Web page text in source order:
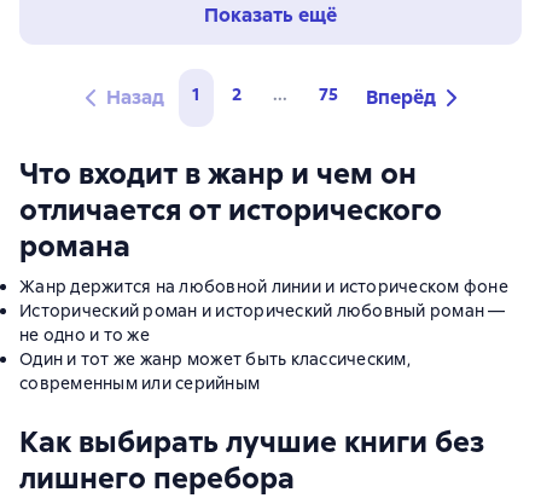
Показать ещё
Назад 1 2 ... 75 Вперёд
Что входит в жанр и чем он
отличается от исторического
романа
Жанр держится на любовной линии и историческом фоне
Исторический роман и исторический любовный роман —
не одно и то же
Один и тот же жанр может быть классическим,
современным или серийным
Как выбирать лучшие книги без
лишнего перебора